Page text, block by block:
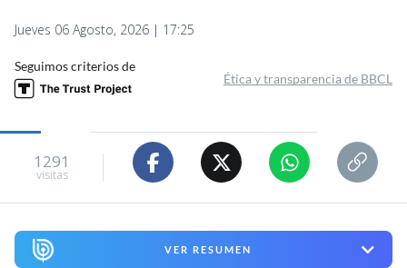
Jueves 06 Agosto, 2026 | 17:25
Seguimos criterios de
Ética y transparencia de BBCL
1291
visitas
VER RESUMEN